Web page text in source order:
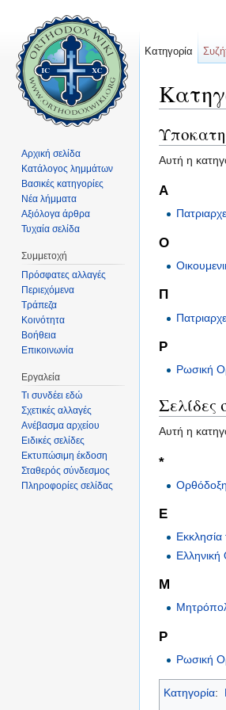
Αυτή η
Α
Ο
Π
Ρ
Ρωσική
Σελίδες
Αυτή η
*
Ε
Εκκλησία
Μ
Ρ
Ρωσική
Κατηγορία:
Κατηγορία
Αρχική σελίδα
Κατάλογος λημμάτων
Βασικές κατηγορίες
Νέα λήμματα
Αξιόλογα άρθρα
Τυχαία σελίδα
Συμμετοχή
Πρόσφατες αλλαγές
Περιεχόμενα
Τράπεζα
Κοινότητα
Βοήθεια
Επικοινωνία
Εργαλεία
Τι συνδέει εδώ
Σχετικές αλλαγές
Ανέβασμα αρχείου
Ειδικές σελίδες
Εκτυπώσιμη έκδοση
Σταθερός σύνδεσμος
Πληροφορίες σελίδας